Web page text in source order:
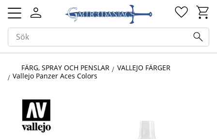
Meny
FÄRG, SPRAY OCH PENSLAR
VALLEJO FÄRGER
Vallejo Panzer Aces Colors